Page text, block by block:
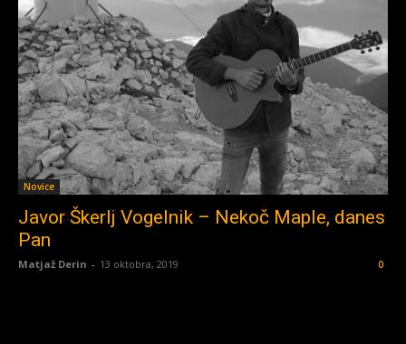
Novice
Javor Škerlj Vogelnik – Nekoč Maple, danes
Pan
Matjaž Derin - 13 oktobra, 2019 0